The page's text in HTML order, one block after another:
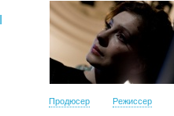
Продюсер Режиссер